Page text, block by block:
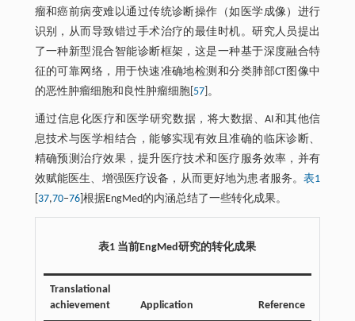
瘤和癌前病变难以通过传统诊断操作（如医学成像）进行
识别，从而导致错过手术治疗的最佳时机。研究人员提出
了一种新型混合智能诊断框架，这是一种基于深度融合特
征的可靠网络，用于快速准确地检测和分类肺部CT图像中
的恶性肿瘤细胞和良性肿瘤细胞[ 57]。
通过信息化医疗和医学研究数据，将大数据、AI和其他信
息技术与医学相结合，能够实现有效且准确的临床诊断、
精确预测治疗效果，提升医疗技术和医疗服务效率，并有
效赋能医生、增强医疗设备，从而更好地为患者服务。表1
37,70‒76]根据EngMed的内涵总结了一些转化成果。
表1 当前EngMed研究的转化成果
Translational
achievement
Application Reference